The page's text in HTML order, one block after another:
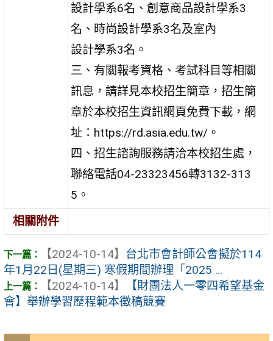
設計學系6名、創意商品設計學系3
名、時尚設計學系3名及室內
設計學系3名。
三、有關報考資格、考試科目等相關
訊息，請詳見本校招生簡章，招生簡
章於本校招生資訊網頁免費下載，網
址：https://rd.asia.edu.tw/。
四、招生諮詢服務請洽本校招生處，
聯絡電話04-23323456轉3132-313
5。
相關附件
【2024-10-14】 台北市會計師公會擬於114
年1月22日(星期三) 寒假期間辦理「2025 ...
【2024-10-14】
【財團法人一零四希望基金
會】舉辦學習歷程範本徵稿競賽